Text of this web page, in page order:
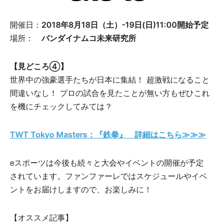
開催日： 2018年8月18日（土）-19日(日)11:00開始予定
場所：バンダイナムコ未来研究所
【見どころ④】
世界中の強豪選手たちが日本に集結！ 超激戦になること
間違いなし！ プロの試合を見たことが無い方もぜひこれ
を機にチェックしてみては？
TWT Tokyo Masters：『鉄拳』 詳細はこちら≫≫≫
eスポーツは今後も続々と大会やイベントの開催が予定
されています。ファンファーレではスケジュールやイベ
ントをお届けしますので、お楽しみに！
【オススメ記事】